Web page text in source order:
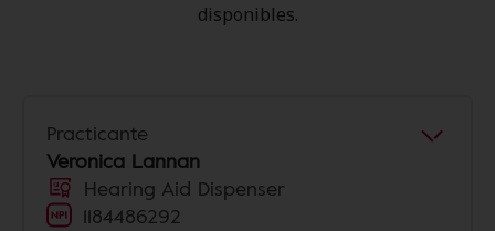
disponibles.
Practicante
Veronica Lannan
Hearing Aid Dispenser
1184486292